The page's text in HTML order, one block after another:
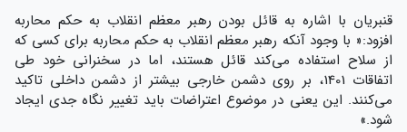
قنبریان با اشاره به قائل بودن رهبر معظم انقلاب به حکم محاربه
افزود:« با وجود آنکه رهبر معظم انقلاب به حکم محاربه برای کسی که
از سلاح استفاده می‌کند قائل هستند، اما در سخنرانی خود طی
اتفاقات 1401، بر روی دشمن خارجی بیشتر از دشمن داخلی تاکید
می‌کنند. این یعنی در موضوع اعتراضات باید تغییر نگاه جدی ایجاد
شود.»